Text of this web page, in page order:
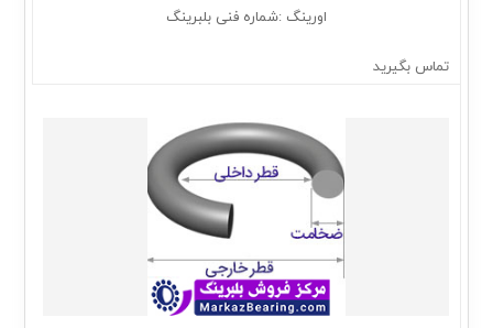
اورینگ :شماره فنی بلبرینگ
تماس بگیرید